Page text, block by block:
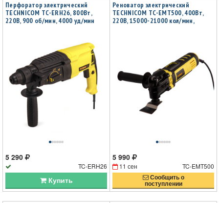
Перфоратор электрический
TECHNICOM TC-ERH26, 800Вт,
220В, 900 об/мин, 4000 уд/мин
5 290
TC-ERH26
Купить
Реноватор электрический
TECHNICOM TC-EMT500, 400Вт,
220В, 15000-21000 кол/мин,
5 990
11 сен TC-EMT500
Сообщить о
поступлении